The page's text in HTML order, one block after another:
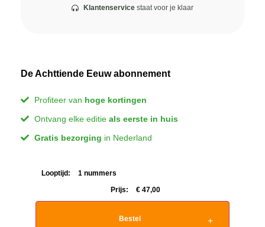
Klantenservice staat voor je klaar
De Achttiende Eeuw abonnement
Profiteer van hoge kortingen
Ontvang elke editie als eerste in huis
Gratis bezorging in Nederland
Looptijd:
1 nummers
Prijs:
€ 47,00
Bestel